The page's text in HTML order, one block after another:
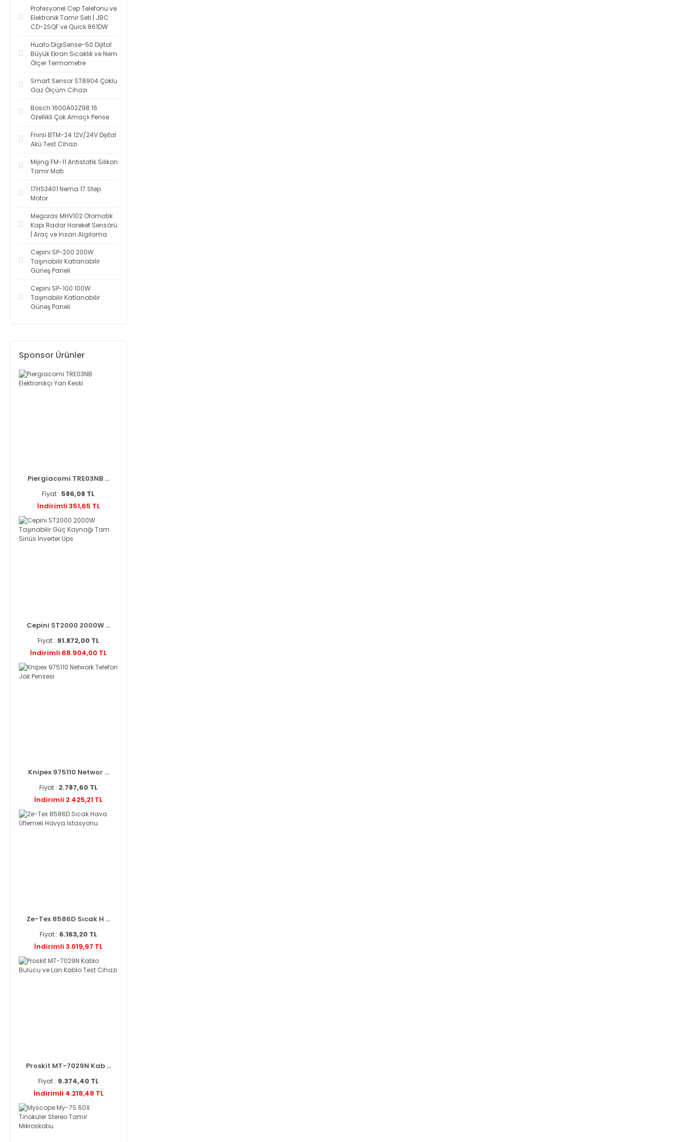
Profesyonel Cep Telefonu ve
Elektronik Tamir Seti | JBC
CD-2SQF ve Quick 861DW
Huato DigiSense-50 Dijital
Büyük Ekran Sıcaklık ve Nem
Ölçer Termometre
Smart Sensor ST8904 Çoklu
Gaz Ölçüm Cihazı
Bosch 1600A02Z98 16
Özellikli Çok Amaçlı Pense
Fnirsi BTM-24 12V/24V Dijital
Akü Test Cihazı
Mijing FM-11 Antistatik Silikon
Tamir Matı
17HS3401 Nema 17 Step
Motor
Megoras MHV102 Otomatik
Kapı Radar Hareket Sensörü
| Araç ve İnsan Algılama
Cepini SP-200 200W
Taşınabilir Katlanabilir
Güneş Paneli
Cepini SP-100 100W
Taşınabilir Katlanabilir
Güneş Paneli
Sponsor Ürünler
Piergiacomi TRE03NB ...
Fiyat : 586,08 TL
İndirimli 351,65 TL
Cepini ST2000 2000W ...
Fiyat : 91.872,00 TL
İndirimli 68.904,00 TL
Knipex 975110 Networ ...
Fiyat : 2.787,60 TL
İndirimli 2.425,21 TL
Ze-Tex 8586D Sıcak H ...
Fiyat : 6.163,20 TL
İndirimli 3.019,97 TL
Proskit MT-7029N Kab ...
Fiyat : 9.374,40 TL
İndirimli 4.218,48 TL